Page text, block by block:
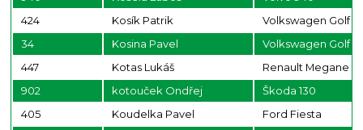
424
Kosík Patrik
Volkswagen Golf
34
Kosina Pavel
Volkswagen Golf 4
447
Kotas Lukáš
Renault Megane
902
kotouček Ondřej
Škoda 130
405
Koudelka Pavel
Ford Fiesta